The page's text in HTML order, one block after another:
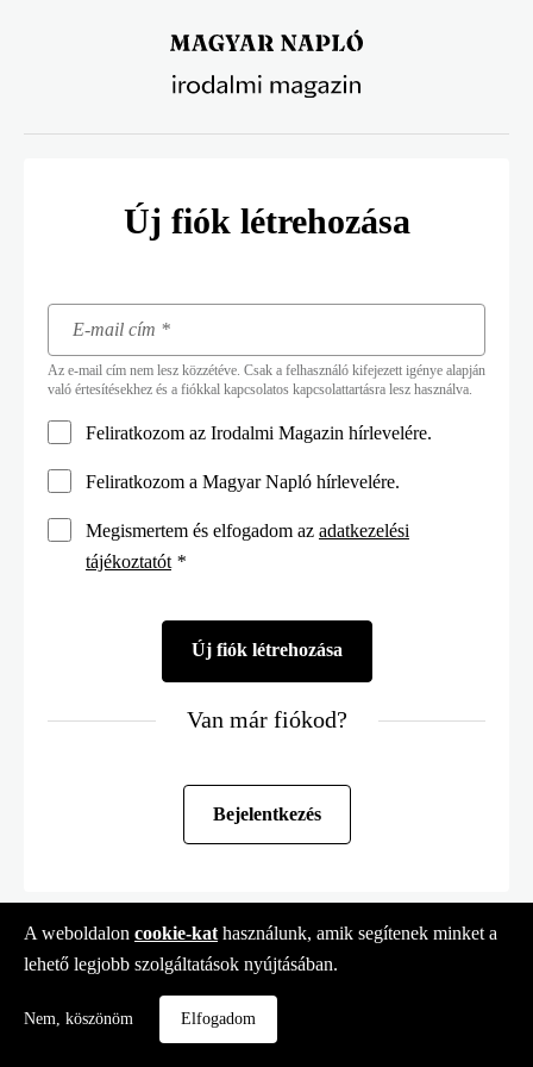
Új fiók létrehozása
Az e-mail cím nem lesz közzétéve. Csak a felhasználó kifejezett igénye alapján
való értesítésekhez és a fiókkal kapcsolatos kapcsolattartásra lesz használva.
Feliratkozom az Irodalmi Magazin hírlevelére.
Feliratkozom a Magyar Napló hírlevelére.
Megismertem és elfogadom az adatkezelési
tájékoztatót*
Van már fiókod?
Bejelentkezés
A weboldalon cookie-kat használunk, amik segítenek minket a
lehető legjobb szolgáltatások nyújtásában.
Nem, köszönöm Elfogadom